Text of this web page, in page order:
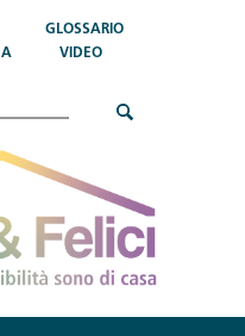
GLOSSARIO
VIDEO